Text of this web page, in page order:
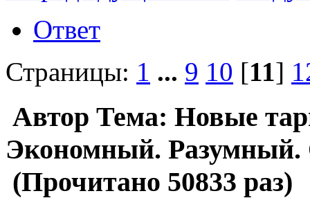
Ответ
Страницы: 1 ... 9 10 [11]
Автор Тема: Новые
Экономный.
(Прочитано 50833 раз)